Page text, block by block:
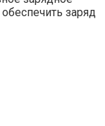
заряд